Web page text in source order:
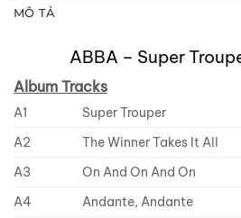
MÔ TẢ
ABBA – Super
Album Tracks
A1 Super Trouper
A2
The Winner Takes It All
A3
On And On And On
A4
Andante, Andante